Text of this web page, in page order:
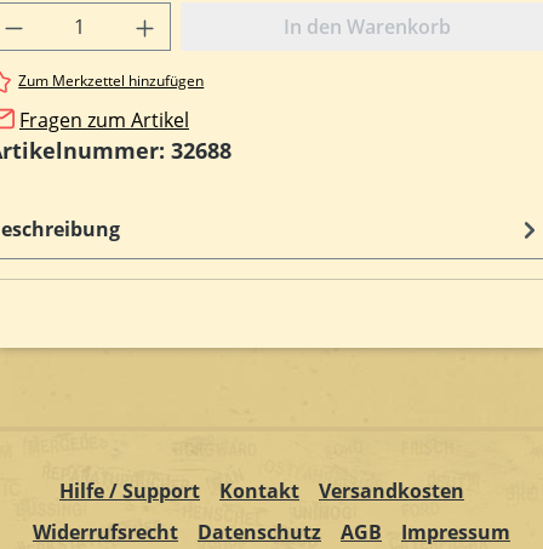
Anzahl: Gib den gewünschten
In den Warenkorb
Zum Merkzettel hinzufügen
Fragen zum Artikel
32688
Hilfe / Support Kontakt
Versandkosten
Widerrufsrecht
Datenschutz AGB Impressum